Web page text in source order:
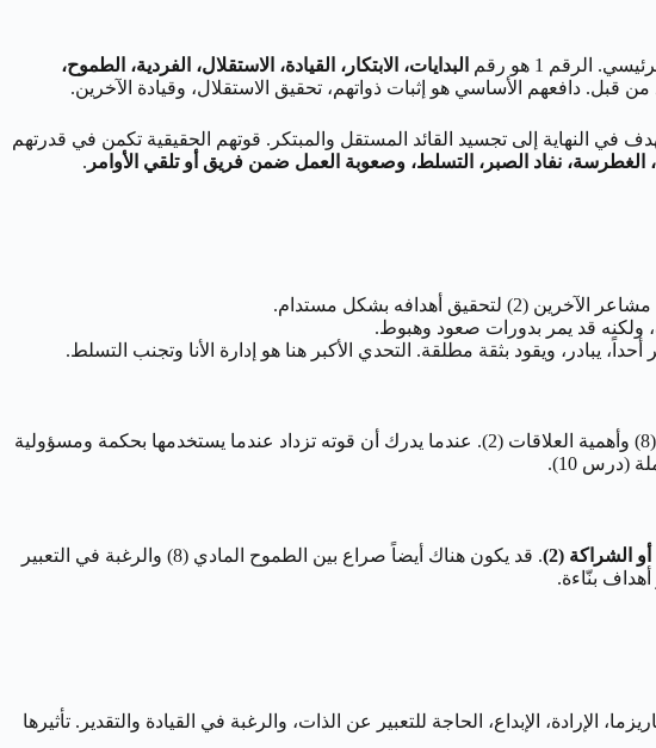
البدايات، الابتكار، القيادة، الاستقلال، الفردية، الطموح،
28 يوليو، هذا يعني أن رحلته، التي تمر عبر تعلم الموازنة بين التعاون (2) والسلطة (8) وتحقيق الإمكانات (10)، تهدف في النهاية إلى تجسيد القائد المستقل والمبتكر. قوتهم الحقيقية تكمن في قدرتهم
الغطرسة، نفاد الصبر، التسلط، وصعوبة العمل ضمن فريق أو تلقي الأوامر .
سر قوة مولود 28 يوليو يكمن في فهم أن قيادته (1) ليست مجرد اندفاع أعمى، بل هي نتاج رحلة تتضمن فهم ديناميكيات القوة (8) وأهمية العلاقات (2). عندما يدرك أن قوته تزداد عندما يستخدمها بحكمة ومسؤولية
أو الشراكة (2)
. قد يكون هناك أيضاً صراع بين الطموح المادي (8) والرغبة في التعبير
الإرادة، الإبداع، الحاجة للتعبير عن الذات، والرغبة في القيادة والتقدير. تأثيرها